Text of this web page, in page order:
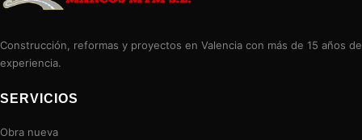
Construcción, reformas y proyectos en Valencia con más de 15 años de
experiencia.
SERVICIOS
Obra nueva